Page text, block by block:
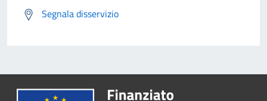
Segnala disservizio